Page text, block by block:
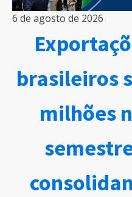
6 de agosto de 2026
brasileiros
milhões